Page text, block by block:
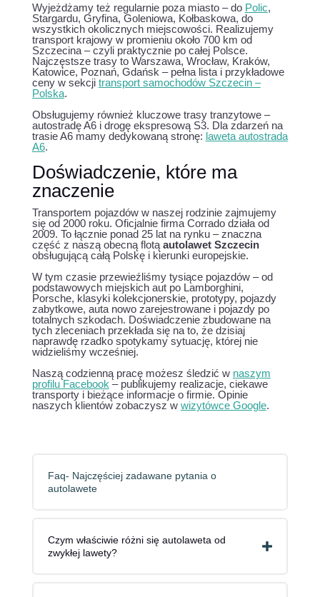
Wyjeżdżamy też regularnie poza miasto – do Polic,
Stargardu, Gryfina, Goleniowa, Kołbaskowa, do
wszystkich okolicznych miejscowości. Realizujemy
transport krajowy w promieniu około 700 km od
Szczecina – czyli praktycznie po całej Polsce.
Najczęstsze trasy to Warszawa, Wrocław, Kraków,
Katowice, Poznań, Gdańsk – pełna lista i przykładowe
ceny w sekcji transport samochodów Szczecin –
Polska.
Obsługujemy również kluczowe trasy tranzytowe –
autostradę A6 i drogę ekspresową S3. Dla zdarzeń na
trasie A6 mamy dedykowaną stronę: laweta autostrada
A6.
Doświadczenie, które ma
znaczenie
Transportem pojazdów w naszej rodzinie zajmujemy
się od 2000 roku. Oficjalnie firma Corrado działa od
2009. To łącznie ponad 25 lat na rynku – znaczna
część z naszą obecną flotą autolawet Szczecin
obsługującą całą Polskę i kierunki europejskie.
W tym czasie przewieźliśmy tysiące pojazdów – od
podstawowych miejskich aut po Lamborghini,
Porsche, klasyki kolekcjonerskie, prototypy, pojazdy
zabytkowe, auta nowo zarejestrowane i pojazdy po
totalnych szkodach. Doświadczenie zbudowane na
tych zleceniach przekłada się na to, że dzisiaj
naprawdę rzadko spotykamy sytuację, której nie
widzieliśmy wcześniej.
Naszą codzienną pracę możesz śledzić w naszym
profilu Facebook – publikujemy realizacje, ciekawe
transporty i bieżące informacje o firmie. Opinie
naszych klientów zobaczysz w wizytówce Google.
Faq- Najczęściej zadawane pytania o
autolawete
Czym właściwie różni się autolaweta od
zwykłej lawety?